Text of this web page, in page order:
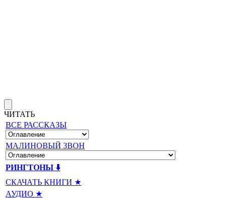
ЧИТАТЬ
ВСЕ РАССКАЗЫ
МАЛИНОВЫЙ ЗВОН
РИНГТОНЫ ⬇️
СКАЧАТЬ КНИГИ ★
АУДИО ★